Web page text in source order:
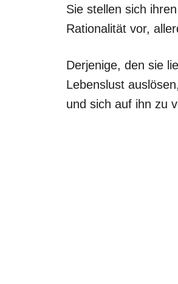
Sie stellen sich
Rationalität vor,
Derjenige, den sie
Lebenslust
und sich auf ihn zu